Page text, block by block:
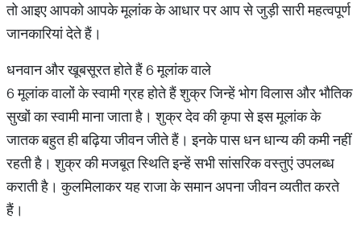
तो आइए आपको आपके मूलांक के आधार पर आप से जुड़ी सारी महत्वपूर्ण
जानकारियां देते हैं।
धनवान और खूबसूरत होते हैं 6 मूलांक वाले
6 मूलांक वालों के स्वामी ग्रह होते हैं शुक्र जिन्हें भोग विलास और भौतिक
सुखों का स्वामी माना जाता है। शुक्र देव की कृपा से इस मूलांक के
जातक बहुत ही बढ़िया जीवन जीते हैं। इनके पास धन धान्य की कमी नहीं
रहती है। शुक्र की मजबूत स्थिति इन्हें सभी सांसरिक वस्तुएं उपलब्ध
कराती है। कुलमिलाकर यह राजा के समान अपना जीवन व्यतीत करते
हैं।